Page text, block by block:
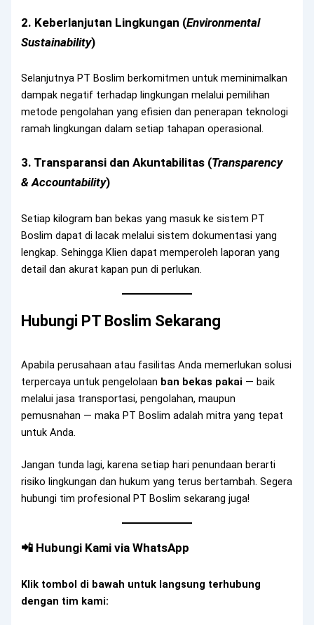
2. Keberlanjutan Lingkungan (Environmental
Sustainability)
Selanjutnya PT Boslim berkomitmen untuk meminimalkan
dampak negatif terhadap lingkungan melalui pemilihan
metode pengolahan yang efisien dan penerapan teknologi
ramah lingkungan dalam setiap tahapan operasional.
3. Transparansi dan Akuntabilitas (Transparency
& Accountability)
Setiap kilogram ban bekas yang masuk ke sistem PT
Boslim dapat di lacak melalui sistem dokumentasi yang
lengkap. Sehingga Klien dapat memperoleh laporan yang
detail dan akurat kapan pun di perlukan.
Hubungi PT Boslim Sekarang
Apabila perusahaan atau fasilitas Anda memerlukan solusi
terpercaya untuk pengelolaan ban bekas pakai — baik
melalui jasa transportasi, pengolahan, maupun
pemusnahan — maka PT Boslim adalah mitra yang tepat
untuk Anda.
Jangan tunda lagi, karena setiap hari penundaan berarti
risiko lingkungan dan hukum yang terus bertambah. Segera
hubungi tim profesional PT Boslim sekarang juga!
📲 Hubungi Kami via WhatsApp
Klik tombol di bawah untuk langsung terhubung
dengan tim kami: